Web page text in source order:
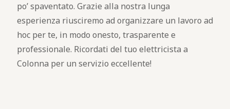
po’ spaventato. Grazie alla nostra lunga
esperienza riusciremo ad organizzare un lavoro ad
hoc per te, in modo onesto, trasparente e
professionale. Ricordati del tuo elettricista a
Colonna per un servizio eccellente!